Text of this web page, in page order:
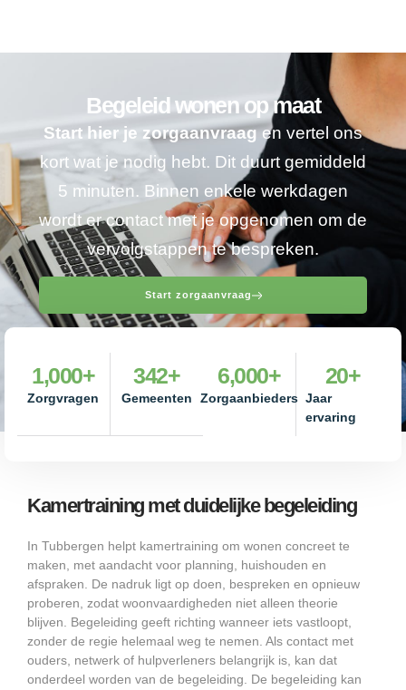
Begeleid wonen op maat
Start hier je zorgaanvraagen vertel ons
kort wat je nodig hebt. Dit duurt gemiddeld
5 minuten. Binnen enkele werkdagen
wordt er contact met je opgenomen om de
vervolgstappen te bespreken.
Start zorgaanvraag
Zorgvragen
1,000+
Gemeenten
342+
Zorgaanbieders
6,000+
Jaar
ervaring
20+
Kamertraining met duidelijke begeleiding
In Tubbergen helpt kamertraining om wonen concreet te
maken, met aandacht voor planning, huishouden en
afspraken. De nadruk ligt op doen, bespreken en opnieuw
proberen, zodat woonvaardigheden niet alleen theorie
blijven. Begeleiding geeft richting wanneer iets vastloopt,
zonder de regie helemaal weg te nemen. Als contact met
ouders, netwerk of hulpverleners belangrijk is, kan dat
onderdeel worden van de begeleiding. De begeleiding kan